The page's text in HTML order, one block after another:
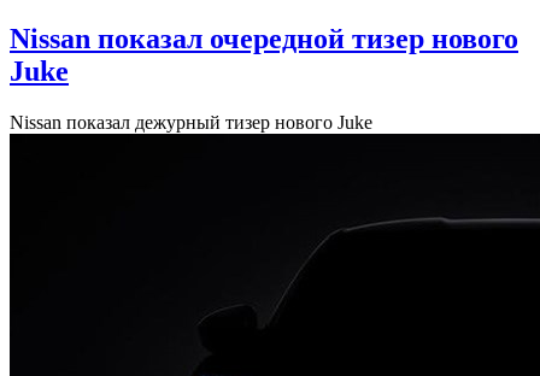
Nissan показал очередной тизер нового
Juke
Nissan показал дежурный тизер нового Juke